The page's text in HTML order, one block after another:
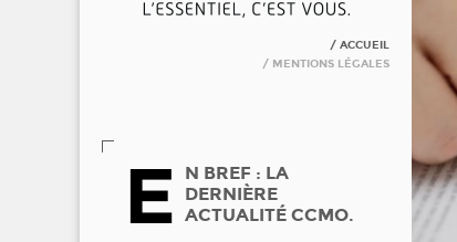
ACCUEIL
MENTIONS LÉGALES
E
N BREF : LA
DERNIÈRE
ACTUALITÉ CCMO.